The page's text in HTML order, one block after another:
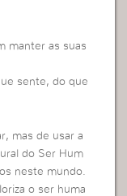
manter as suas
sente, do que
mas de usar a
do Ser Hum
neste mundo.
o ser huma